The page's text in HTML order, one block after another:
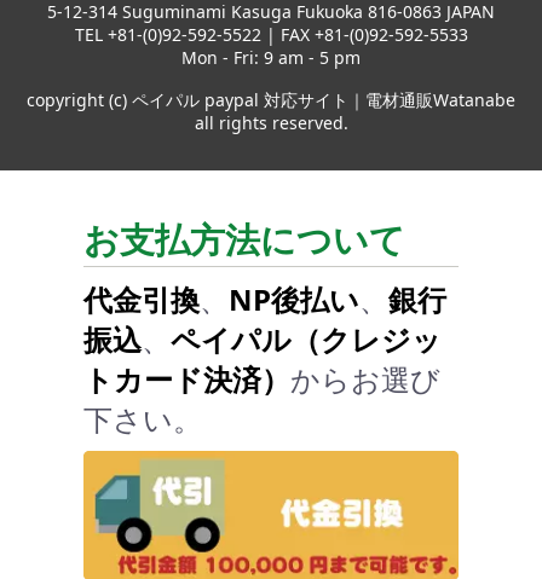
5-12-314 Suguminami Kasuga Fukuoka 816-0863 JAPAN
TEL +81-(0)92-592-5522 | FAX +81-(0)92-592-5533
Mon - Fri: 9 am - 5 pm
copyright (c) ペイパル paypal 対応サイト｜電材通販Watanabe
all rights reserved.
お支払方法について
代金引換、 NP後払い、 銀行
振込、 ペイパル（クレジッ
トカード決済） からお選び
下さい。